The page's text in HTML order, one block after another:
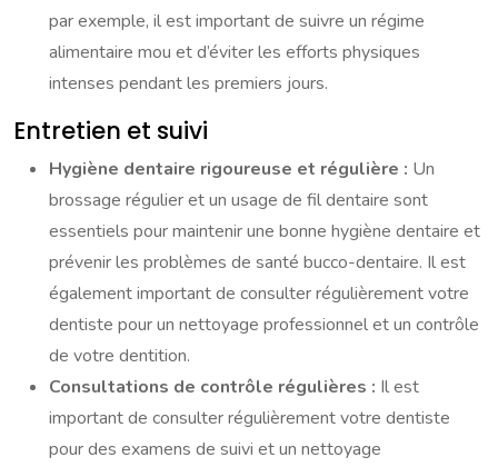
par exemple, il est important de suivre un régime
alimentaire mou et d’éviter les efforts physiques
intenses pendant les premiers jours.
Entretien et suivi
Hygiène dentaire rigoureuse et régulière : Un
brossage régulier et un usage de fil dentaire sont
essentiels pour maintenir une bonne hygiène dentaire et
prévenir les problèmes de santé bucco-dentaire. Il est
également important de consulter régulièrement votre
dentiste pour un nettoyage professionnel et un contrôle
de votre dentition.
Consultations de contrôle régulières : Il est
important de consulter régulièrement votre dentiste
pour des examens de suivi et un nettoyage